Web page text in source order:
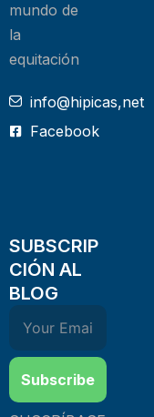
mundo de
la
equitación
info@hipicas,net
Facebook
SUBSCRIP
CIÓN AL
BLOG
Subscribe